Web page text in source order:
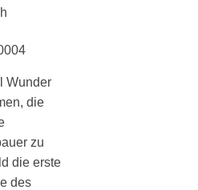
Wunder
die
zu
die erste
des